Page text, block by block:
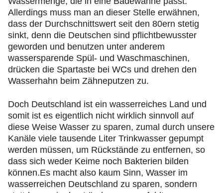
Allerdings muss man an dieser Stelle erwähnen,
dass der Durchschnittswert seit den 80ern stetig
sinkt, denn die Deutschen sind pflichtbewusster
geworden und benutzen unter anderem
wassersparende Spül- und Waschmaschinen,
drücken die Spartaste bei WCs und drehen den
Wasserhahn beim Zähneputzen zu.
Doch Deutschland ist ein wasserreiches Land und
somit ist es eigentlich nicht wirklich sinnvoll auf
diese Weise Wasser zu sparen, zumal durch unsere
Kanäle viele tausende Liter Trinkwasser gepumpt
werden müssen, um Rückstände zu entfernen, so
dass sich weder Keime noch Bakterien bilden
können.Es macht also kaum Sinn, Wasser im
wasserreichen Deutschland zu sparen, sondern